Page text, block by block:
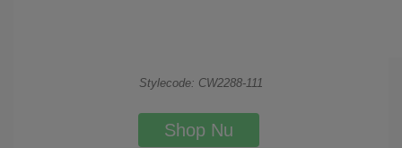
Stylecode: CW2288-111
Shop Nu